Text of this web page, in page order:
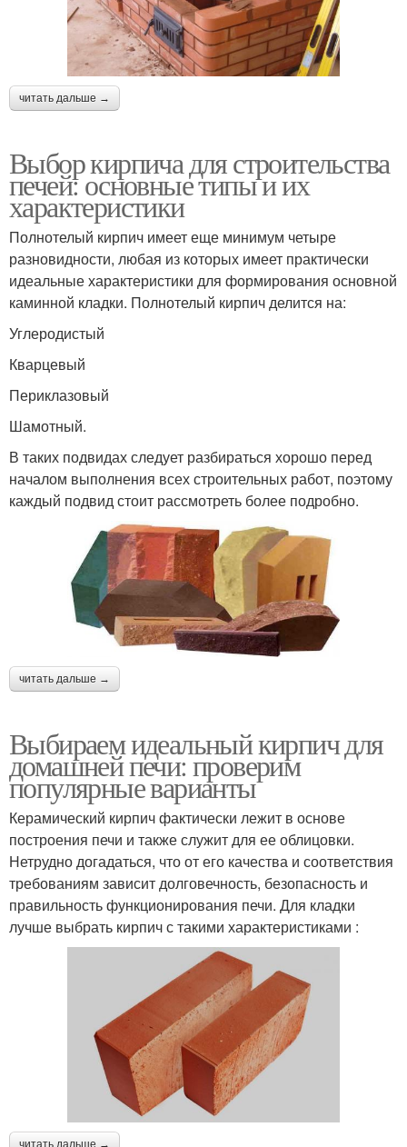
читать дальше →
Выбор кирпича для строительства
печей: основные типы и их
характеристики
Полнотелый кирпич имеет еще минимум четыре
разновидности, любая из которых имеет практически
идеальные характеристики для формирования основной
каминной кладки. Полнотелый кирпич делится на:
Углеродистый
Кварцевый
Периклазовый
Шамотный.
В таких подвидах следует разбираться хорошо перед
началом выполнения всех строительных работ, поэтому
каждый подвид стоит рассмотреть более подробно.
читать дальше →
Выбираем идеальный кирпич для
домашней печи: проверим
популярные варианты
Керамический кирпич фактически лежит в основе
построения печи и также служит для ее облицовки.
Нетрудно догадаться, что от его качества и соответствия
требованиям зависит долговечность, безопасность и
правильность функционирования печи. Для кладки
лучше выбрать кирпич с такими характеристиками :